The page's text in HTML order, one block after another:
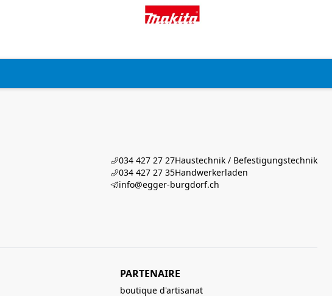
034 427 27 27Haustechnik / Befestigungstechnik
034 427 27 35Handwerkerladen
info@egger-burgdorf.ch
PARTENAIRE
boutique d'artisanat